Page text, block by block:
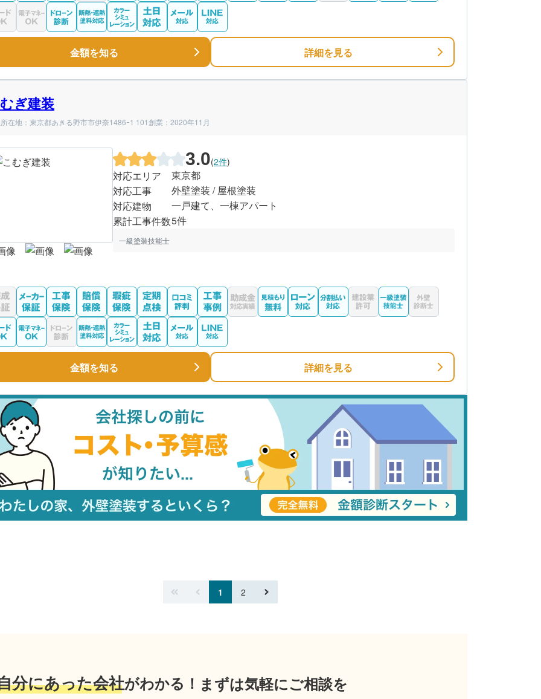
金額を知る 詳細を見る
ぎ建装
在地：東京都あきる野市市伊奈1486ｰ1 101創業：2020年11月
3.0(2件)
対応エリア
東京都
対応工事
外壁塗装 / 屋根塗装
対応建物
一戸建て、一棟アパート
累計工事件数5件
一級塗装技能士
金額を知る 詳細を見る
1 2
分にあった会社がわかる！ まずは気軽にご相談を